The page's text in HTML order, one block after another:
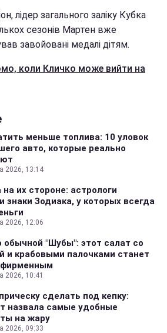
лідер загального заліку Кубка
сезонів Мартен вже
завойовані медалі дітям.
коли Кличко може вийти на
меньше топлива: 10 уловок
авто, которые реально
2026, 13:14
на их стороне: астрологи
знаки Зодиака, у которых всегда
2026, 12:06
обычной "Шубы": этот салат со
и крабовыми палочками станет
2026, 10:41
сделать под кепку:
назвала самые удобные
на жару
2026, 09:33